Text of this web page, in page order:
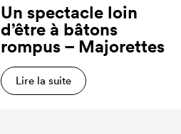
Un spectacle loin
d’être à bâtons
rompus – Majorettes
Lire la suite